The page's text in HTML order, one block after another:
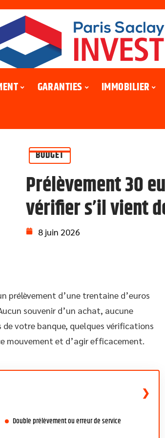
GARANTIES IMMOBILIER
BUDGET
Prélèvement 30
vérifier s’il vient
8 juin 2026
prélèvement d’une trentaine d’euros
souvenir d’un achat, aucune
votre banque, quelques vérifications
mouvement et d’agir efficacement.
Double prélèvement ou erreur de service